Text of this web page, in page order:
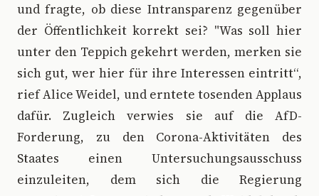
und fragte, ob diese Intransparenz gegenüber
der Öffentlichkeit korrekt sei? "Was soll hier
unter den Teppich gekehrt werden, merken sie
sich gut, wer hier für ihre Interessen eintritt“,
rief Alice Weidel, und erntete tosenden Applaus
dafür. Zugleich verwies sie auf die AfD-
Forderung, zu den Corona-Aktivitäten des
Staates einen Untersuchungsausschuss
einzuleiten, dem sich die Regierung